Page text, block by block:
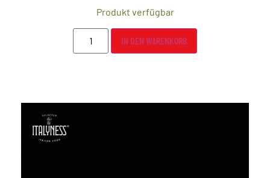
Produkt verfügbar
IN DEN WARENKORB